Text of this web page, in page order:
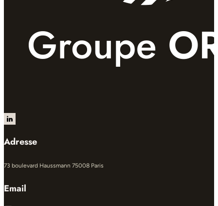
Adresse
73 boulevard Haussmann 75008 Paris
Email